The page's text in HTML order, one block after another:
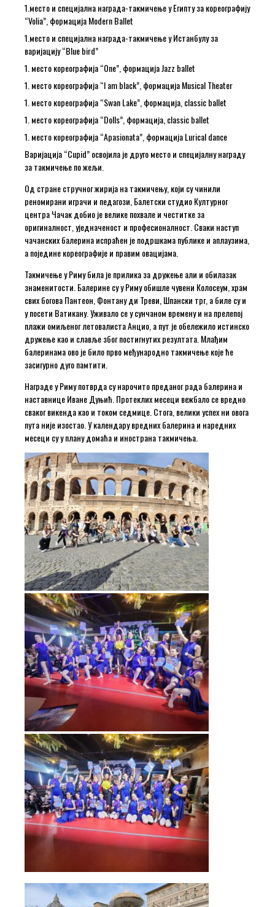
1.место и специјална награда-такмичење у Египту за кореографију
“Volia”, формација Modern Ballet
1.место и специјална награда-такмичење у Истанбулу за
варијацију “Blue bird”
1. место кореографија “Оne”, формација Јаzz ballet
1. место кореографија “I am black”, формација Musical Theater
1. место кореографија “Swan Lake”, формација, classic ballet
1. место кореографија “Dolls”, формација, classic ballet
1. место кореографија “Аpasionata”, формација Lurical dance
Варијација “Cupid” освојила је друго место и специјалну награду
за такмичење по жељи.
Од стране стручног жирија на такмичењу, који су чинили
реномирани играчи и педагози, Балетски студио Културног
центра Чачак добио је велике похвале и честитке за
оригиналност, уједначеност и професионалност. Сваки наступ
чачанских балерина испраћен је подршкама публике и аплаузима,
а поједине кореографије и правим овацијама.
Такмичење у Риму била је прилика за дружење али и обилазак
знаменитости. Балерине су у Риму обишле чувени Колосеум, храм
свих богова Пантеон, Фонтану ди Треви, Шпански трг, а биле су и
у посети Ватикану. Уживало се у сунчаном времену и на прелепој
плажи омиљеног летовалиста Анцио, а пут је обележило истинско
дружење као и славље због постигнутих резултата. Млађим
балеринама ово је било прво међународно такмичење које ће
засигурно дуго памтити.
Награде у Риму потврда су нарочито преданог рада балерина и
наставнице Иване Дуњић. Протеклих месеци вежбало се вредно
сваког викенда као и током седмице. Стога, велики успех ни овога
пута није изостао. У календару вредних балерина и наредних
месеци су у плану домаћа и инострана такмичења.